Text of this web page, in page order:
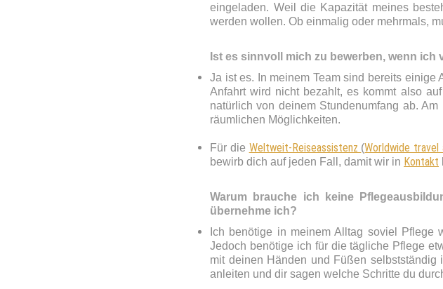
eingeladen. Weil die Kapazität meines
werden wollen. Ob einmalig oder mehrmals,
Ist es sinnvoll mich zu bewerben, wenn
Ja ist es. In meinem Team sind bereits
Anfahrt wird nicht bezahlt, es kommt also
natürlich von deinem Stundenumfang ab.
räumlichen Möglichkeiten.
Für die Weltweit-Reiseassistenz (Worldwide travel
bewirb dich auf jeden Fall, damit wir in Kontakt
Warum brauche ich keine
übernehme ich?
Ich benötige in meinem Alltag soviel
Jedoch benötige ich für die tägliche Pflege
mit deinen Händen und Füßen
anleiten und dir sagen welche Schritte du